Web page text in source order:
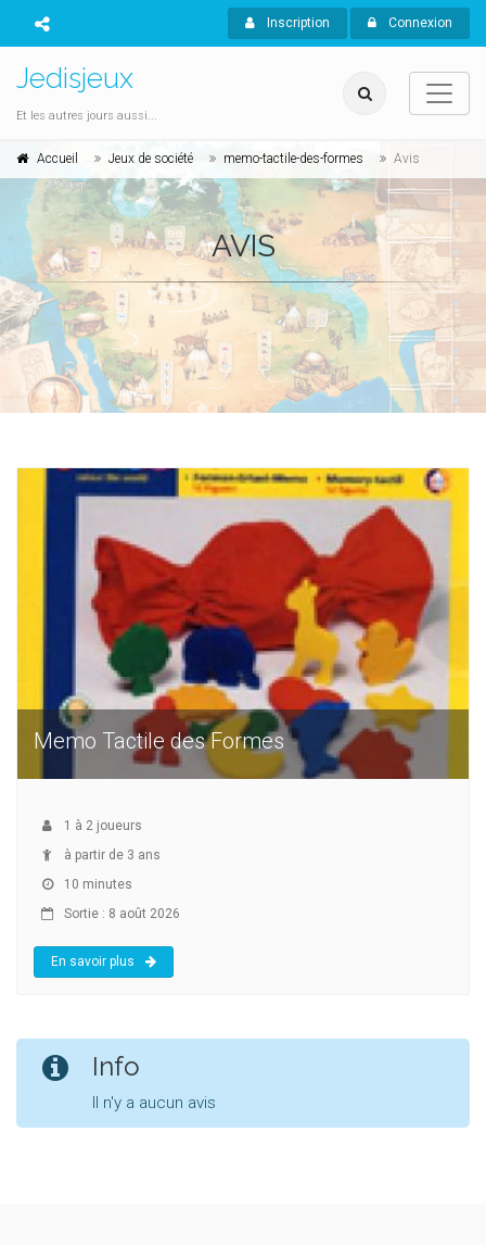
Inscription Connexion
Jedisjeux
Et les autres jours aussi...
Accueil Jeux de société memo-tactile-des-formes Avis
AVIS
Memo Tactile des Formes
1 à 2 joueurs
à partir de 3 ans
10 minutes
Sortie : 8 août 2026
En savoir plus
Info
Il n'y a aucun avis